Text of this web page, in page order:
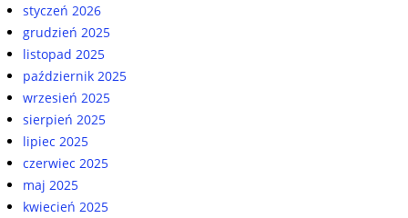
styczeń 2026
grudzień 2025
listopad 2025
październik 2025
wrzesień 2025
sierpień 2025
lipiec 2025
czerwiec 2025
maj 2025
kwiecień 2025